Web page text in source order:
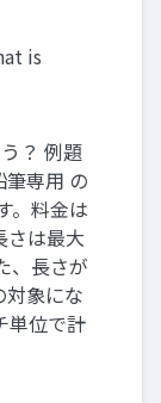
is
？ 例題
専用 の
。料金は
さは最大
、長さが
対象にな
単位で計